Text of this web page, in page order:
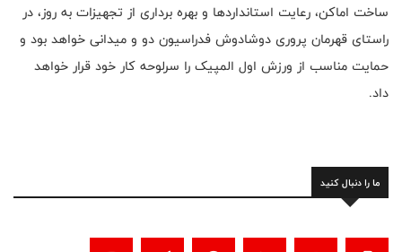
ساخت اماکن، رعایت استانداردها و بهره برداری از تجهیزات به روز، در
راستای قهرمان پروری دوشادوش فدراسیون دو و میدانی خواهد بود و
حمایت مناسب از ورزش اول المپیک را سرلوحه کار خود قرار خواهد
داد.
ما را دنبال کنید